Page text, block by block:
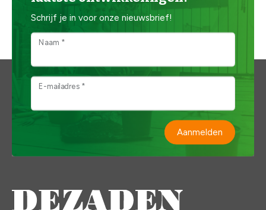
Schrijf je in voor onze nieuwsbrief!
Naam *
E-mailadres *
Aanmelden